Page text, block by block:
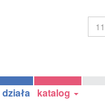
katalog